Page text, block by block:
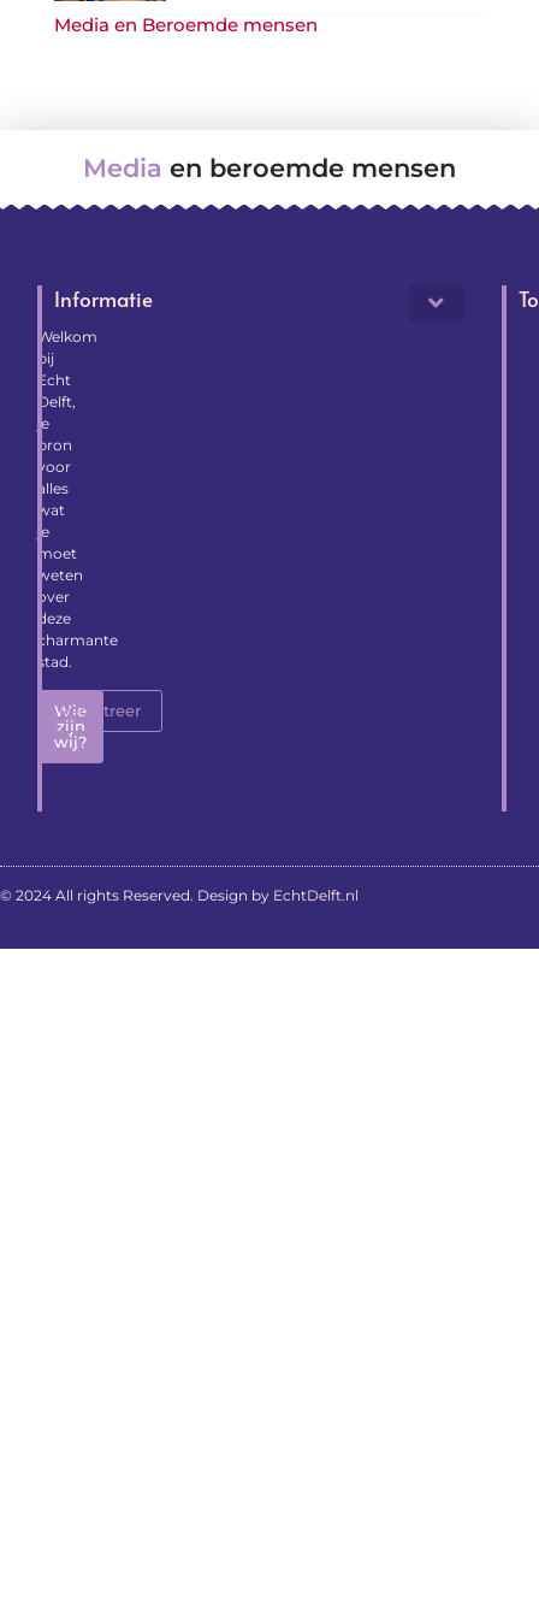
Media en Beroemde mensen
Media en beroemde mensen
Welkom
bij
Echt
Delft,
je
bron
voor
alles
wat
je
moet
weten
over
deze
charmante
stad.
Wie
zijn
wij?
Registreer
Informatie
© 2024 All rights Reserved. Design by EchtDelft.nl